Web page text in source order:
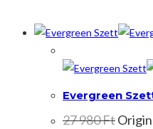
Evergreen
27 980Ft